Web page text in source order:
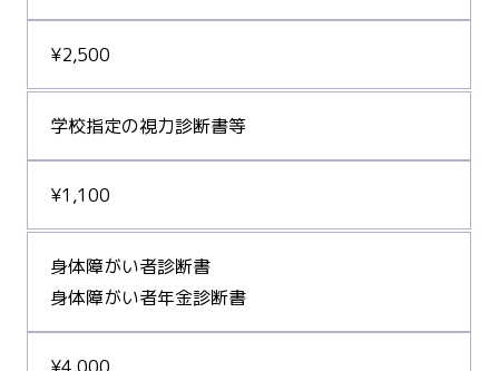
¥2,500
学校指定の視力診断書等
¥1,100
身体障がい者診断書
身体障がい者年金診断書